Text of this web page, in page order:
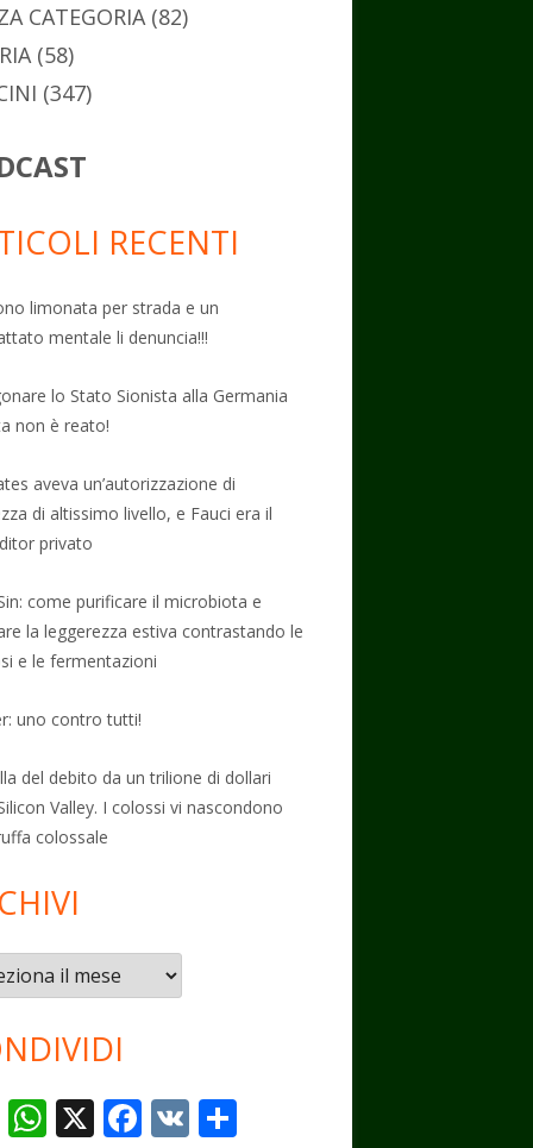
CATEGORIA(82)
(58)
(347)
RECENTI
limonata per strada e un
mentale li denuncia!!!
lo Stato Sionista alla Germania
non è reato!
aveva un’autorizzazione di
di altissimo livello, e Fauci era il
privato
come purificare il microbiota e
la leggerezza estiva contrastando le
e le fermentazioni
uno contro tutti!
del debito da un trilione di dollari
Valley. I colossi vi nascondono
colossale
T W X F V